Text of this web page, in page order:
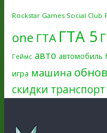
Rockstar Games Social Club
one ГТА ГТА 5
Геймс авто автомобиль
игра машина
скидки транспорт